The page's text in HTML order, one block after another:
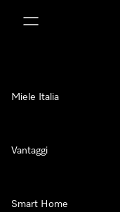
Miele Italia
Vantaggi
Smart Home